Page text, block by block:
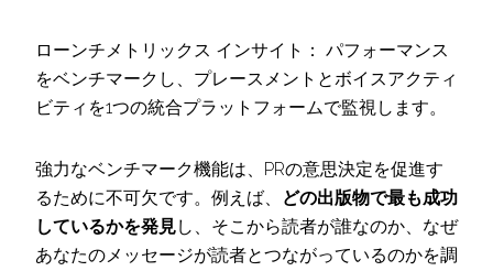
ローンチメトリックス インサイト： パフォーマンス
をベンチマークし、プレースメントとボイスアクティ
ビティを1つの統合プラットフォームで監視します。
強力なベンチマーク機能は、PRの意思決定を促進す
るために不可欠です。例えば、
どの出版物で最も成功
しているかを発見し、そこから読者が誰なのか、なぜ
あなたのメッセージが読者とつながっているのかを調